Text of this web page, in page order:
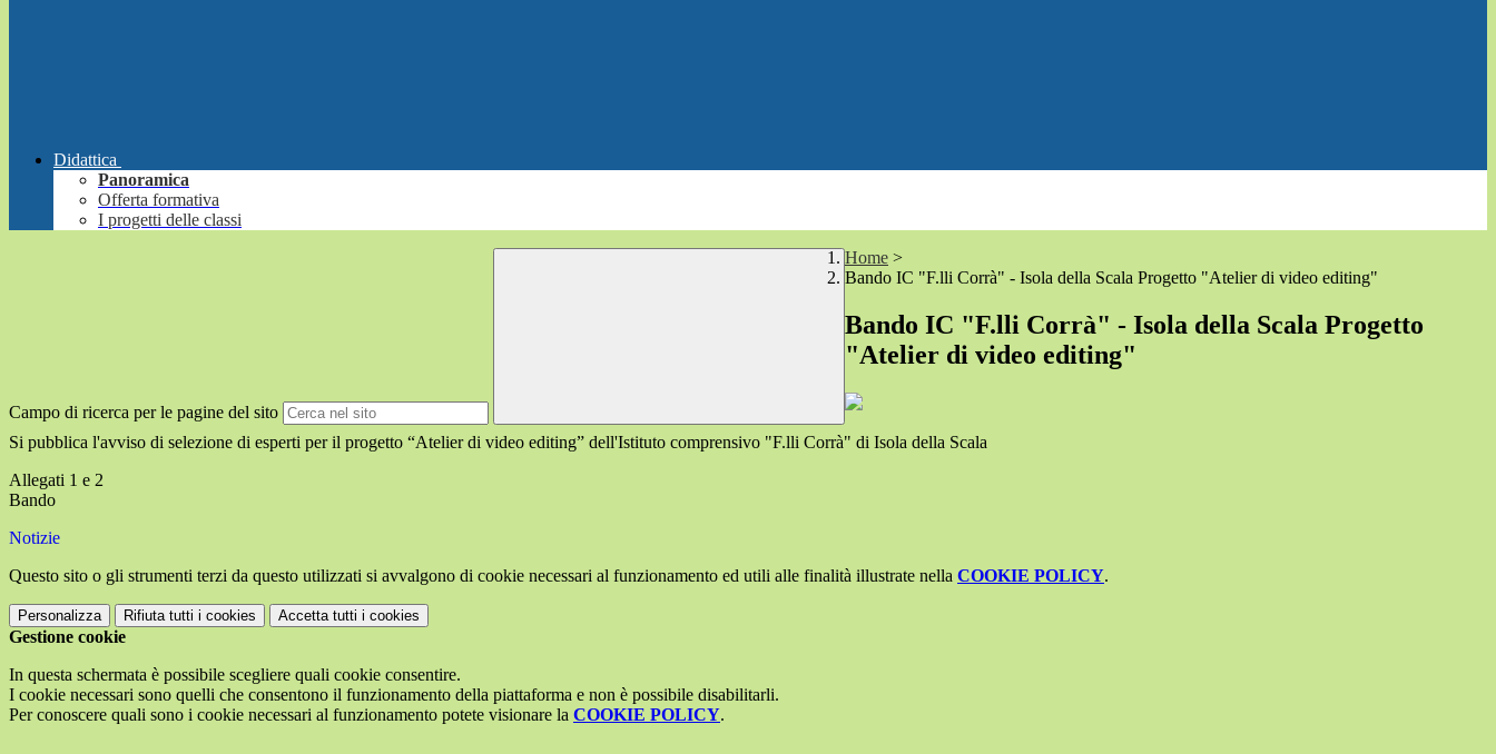
Didattica
Panoramica
Offerta formativa
I progetti delle classi
Campo di ricerca per le pagine del sito
Home >
Bando IC "F.lli Corrà" - Isola della Scala Progetto "Atelier di video editing"
Bando IC "F.lli Corrà" - Isola della Scala Progetto
"Atelier di video editing"
Si pubblica l'avviso di selezione di esperti per il progetto “Atelier di video editing” dell'Istituto comprensivo "F.lli Corrà" di Isola della Scala
Allegati 1 e 2
Bando
Notizie
Questo sito o gli strumenti terzi da questo utilizzati si avvalgono di cookie necessari al funzionamento ed utili alle finalità illustrate nella COOKIE POLICY.
Personalizza Rifiuta tutti i cookies Accetta tutti i cookies
Gestione cookie
In questa schermata è possibile scegliere quali cookie consentire.
I cookie necessari sono quelli che consentono il funzionamento della piattaforma e non è possibile disabilitarli.
Per conoscere quali sono i cookie necessari al funzionamento potete visionare la COOKIE POLICY.